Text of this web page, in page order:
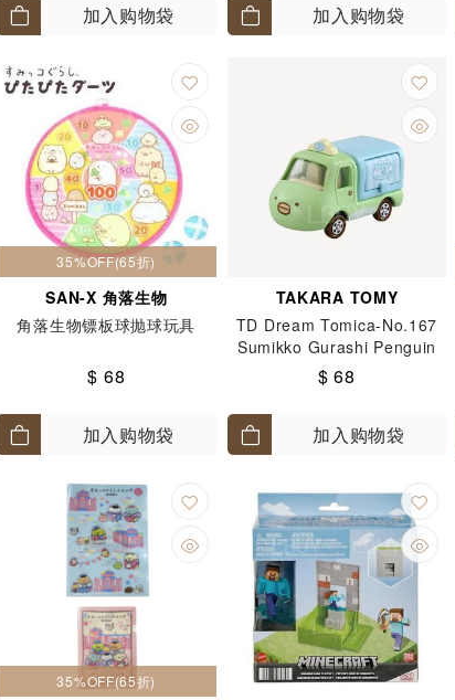
加入购物袋 加入购物袋
35%OFF(65折)
SAN-X 角落生物
角落生物镖板球抛球玩具
$ 68
加入购物袋
TAKARA TOMY
TD Dream Tomica-No.167
Sumikko Gurashi Penguin
$ 68
加入购物袋
35%OFF(65折)